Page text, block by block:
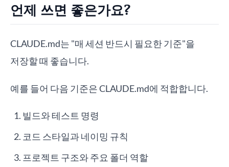
언제 쓰면 좋은가요?
CLAUDE.md는 "매 세션 반드시 필요한 기준"을
저장할 때 좋습니다.
예를 들어 다음 기준은 CLAUDE.md에 적합합니다.
빌드와 테스트 명령
코드 스타일과 네이밍 규칙
프로젝트 구조와 주요 폴더 역할